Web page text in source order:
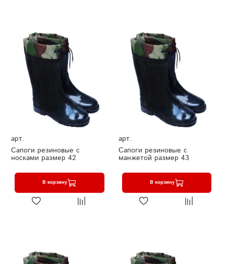
арт.
Сапоги резиновые с
носками размер 42
В корзину
арт.
Сапоги резиновые с
манжетой размер 43
В корзину